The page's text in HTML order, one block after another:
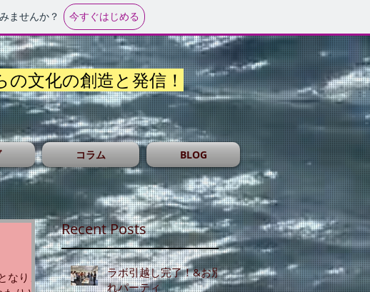
ませんか？ 今すぐはじめる
の文化の創造と発信！
コラム BLOG
なりま
Recent Posts
ラボ引越し完了！&お別
れパーティ